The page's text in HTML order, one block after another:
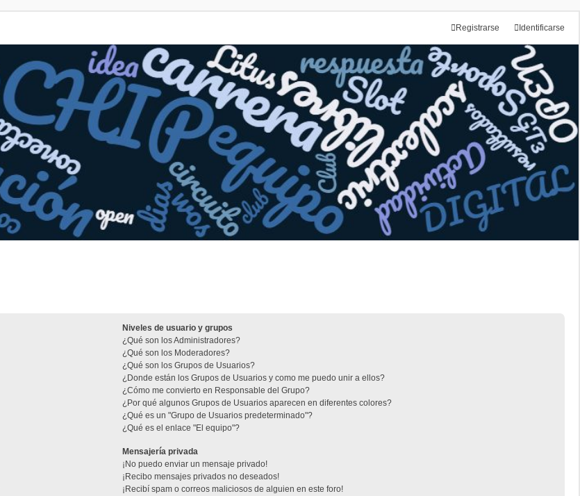
Identificarse
Registrarse
Niveles de usuario y grupos
¿Qué son los Administradores?
¿Qué son los Moderadores?
¿Qué son los Grupos de Usuarios?
¿Donde están los Grupos de Usuarios y como me puedo unir a ellos?
¿Cómo me convierto en Responsable del Grupo?
¿Por qué algunos Grupos de Usuarios aparecen en diferentes colores?
¿Qué es un "Grupo de Usuarios predeterminado"?
¿Qué es el enlace "El equipo"?
Mensajería privada
¡No puedo enviar un mensaje privado!
¡Recibo mensajes privados no deseados!
¡Recibí spam o correos maliciosos de alguien en este foro!